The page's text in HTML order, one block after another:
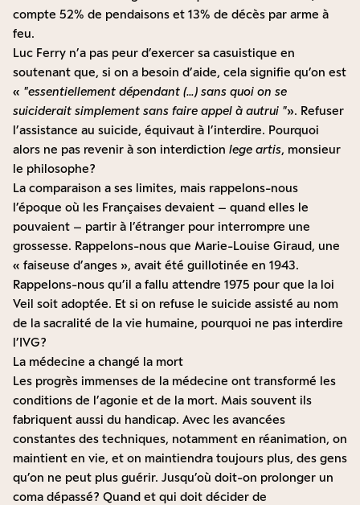
compte 52% de pendaisons et 13% de décès par arme à
feu.
Luc Ferry n’a pas peur d’exercer sa casuistique en
soutenant que, si on a besoin d’aide, cela signifie qu’on est
«
essentiellement dépendant (…) sans quoi on se
suiciderait simplement sans faire appel à autrui
». Refuser
l’assistance au suicide, équivaut à l’interdire. Pourquoi
alors ne pas revenir à son interdiction lege artis, monsieur
le philosophe ?
La comparaison a ses limites, mais rappelons-nous
l’époque où les Françaises devaient – quand elles le
pouvaient – partir à l’étranger pour interrompre une
grossesse. Rappelons-nous que Marie-Louise Giraud, une
« faiseuse d’anges », avait été guillotinée en 1943.
Rappelons-nous qu’il a fallu attendre 1975 pour que la loi
Veil soit adoptée. Et si on refuse le suicide assisté au nom
de la sacralité de la vie humaine, pourquoi ne pas interdire
l’IVG ?
La médecine a changé la mort
Les progrès immenses de la médecine ont transformé les
conditions de l’agonie et de la mort. Mais souvent ils
fabriquent aussi du handicap. Avec les avancées
constantes des techniques, notamment en réanimation, on
maintient en vie, et on maintiendra toujours plus, des gens
qu’on ne peut plus guérir. Jusqu’où doit-on prolonger un
coma dépassé ? Quand et qui doit décider de